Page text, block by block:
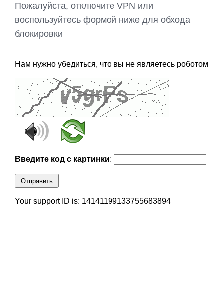
Пожалуйста, отключите VPN или
воспользуйтесь формой ниже для обхода
блокировки
Нам нужно убедиться, что вы не являетесь роботом
Введите код с картинки:
Отправить
Your support ID is: 14141199133755683894